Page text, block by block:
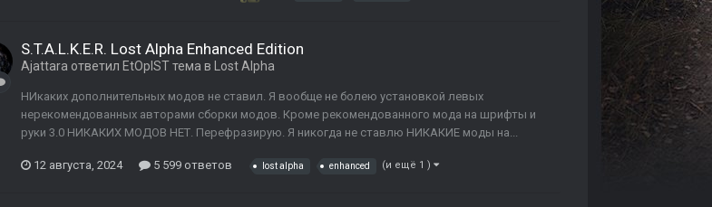
S.T.A.L.K.E.R. Lost Alpha Enhanced Edition
Ajattara ответил EtOpISTтема в Lost Alpha
НИкаких дополнительных модов не ставил. Я вообще не болею установкой левых
нерекомендованных авторами сборки модов. Кроме рекомендованного мода на шрифты и
руки 3.0 НИКАКИХ МОДОВ НЕТ. Перефразирую. Я никогда не ставлю НИКАКИЕ моды на...
12 августа, 2024 5 599 ответов lost alpha enhanced (и ещё 1 )